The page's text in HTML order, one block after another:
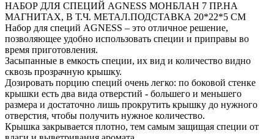
НАБОР ДЛЯ СПЕЦИЙ AGNESS МОНБЛАН 7 ПР.НА
МАГНИТАХ, В Т.Ч. МЕТАЛ.ПОДСТАВКА 20*22*5 СМ
Набор для специй AGNESS – это отличное решение,
позволяющее удобно использовать специи и приправы во
время приготовления.
Засыпанные в емкость специи, их вид и количество видно
сквозь прозрачную крышку.
Дозировать порцию специй очень легко: по боковой стенке
крышки есть два вида отверстий - большего и меньшего
размера и достаточно лишь прокрутить крышку до нужного
отверстия, чтобы получить нужное количество.
Крышка закрывается плотно, тем самым защищая специи от